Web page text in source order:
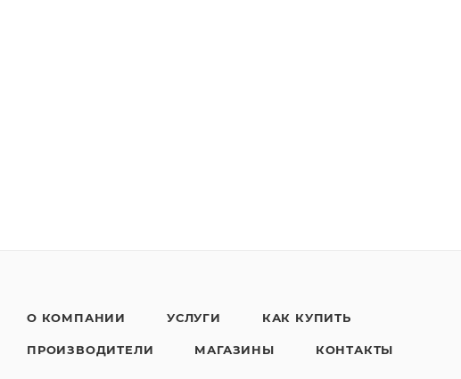
О КОМПАНИИ УСЛУГИ КАК КУПИТЬ
ПРОИЗВОДИТЕЛИ МАГАЗИНЫ КОНТАКТЫ